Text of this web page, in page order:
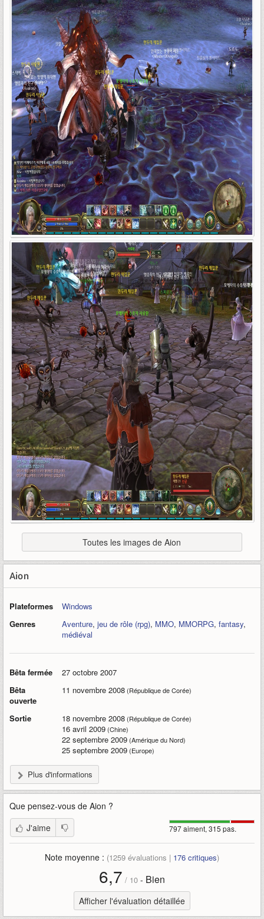
Toutes les images de Aion
Aion
Plateformes
Windows
Genres
Aventure, jeu de rôle (rpg), MMO, MMORPG, fantasy,
médiéval
Bêta fermée
27 octobre 2007
Bêta
ouverte
11 novembre 2008(République de Corée)
Sortie 18 novembre 2008(République de Corée)
16 avril 2009(Chine)
22 septembre 2009(Amérique du Nord)
25 septembre 2009(Europe)
Plus d'informations
Que pensez-vous de Aion ?
797 aiment, 315 pas.
J'aime
Note moyenne : (1259 évaluations | 176 critiques)
6,7 / 10 - Bien
Afficher l'évaluation détaillée